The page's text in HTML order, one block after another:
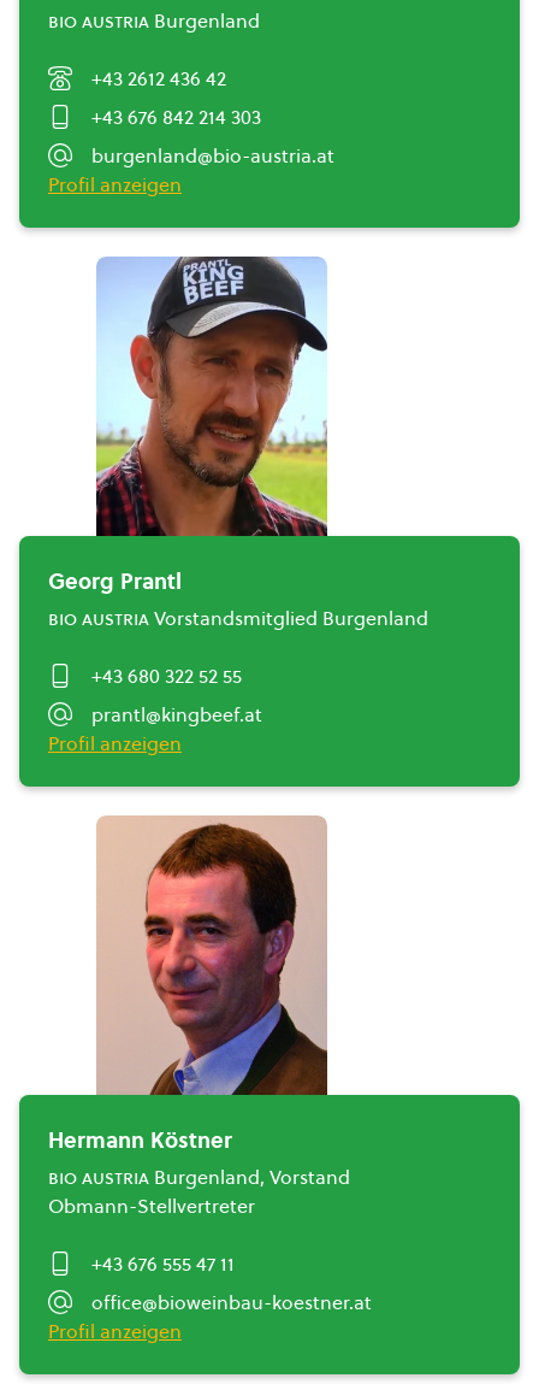
bio austria Burgenland
+43 2612 436 42
+43 676 842 214 303
burgenland@bio-austria.at
Profil anzeigen
Georg Prantl
bio austriaVorstandsmitglied Burgenland
+43 680 322 52 55
prantl@kingbeef.at
Profil anzeigen
Hermann Köstner
bio austria Burgenland, Vorstand
Obmann-Stellvertreter
+43 676 555 47 11
office@bioweinbau-koestner.at
Profil anzeigen